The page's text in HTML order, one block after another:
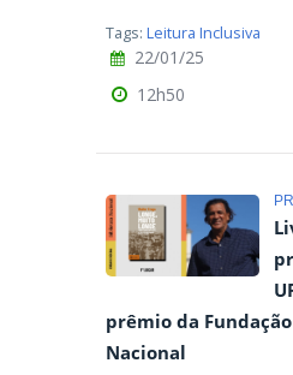
Tags: Leitura Inclusiva
22/01/25
12h50
prêmio da
Nacional